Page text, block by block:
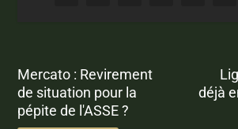
Mercato : Revirement
de situation pour la
pépite de l'ASSE ?
déjà